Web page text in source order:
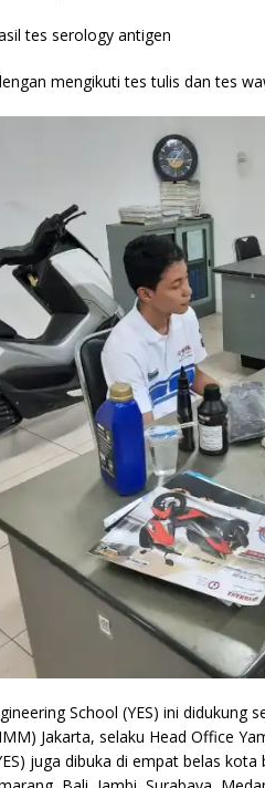
tes serology antigen
mengikuti tes tulis dan tes
School (YES) ini
Jakarta, selaku Head Office
juga dibuka di empat belas